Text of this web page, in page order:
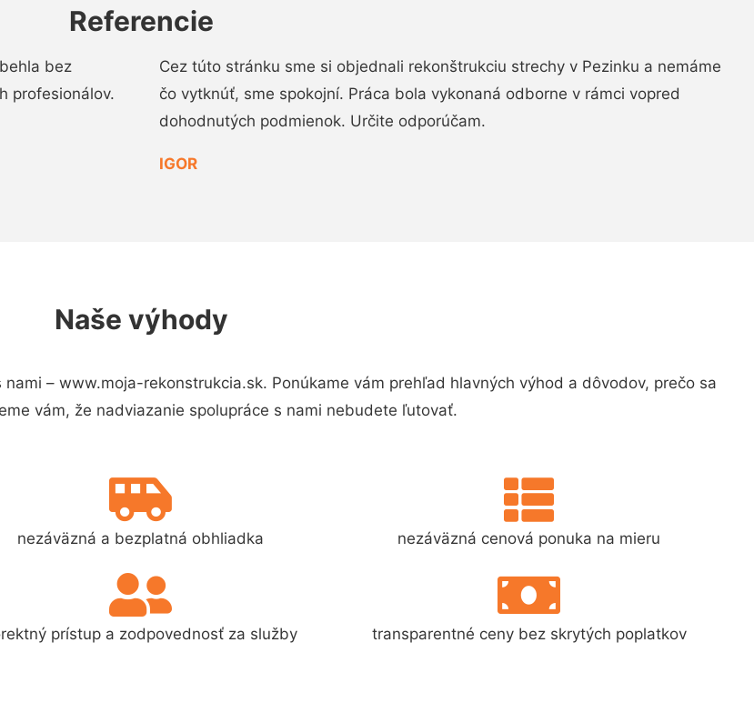
Referencie
bez
profesionálov.
Cez túto stránku sme si objednali rekonštrukciu strechy v Pezinku a nemáme
čo vytknúť, sme spokojní. Práca bola vykonaná odborne v rámci vopred
dohodnutých podmienok. Určite odporúčam.
IGOR
Naše výhody
– www.moja-rekonstrukcia.sk. Ponúkame vám prehľad hlavných výhod a dôvodov, prečo sa
vám, že nadviazanie spolupráce s nami nebudete ľutovať.
nezáväzná a bezplatná obhliadka nezáväzná cenová ponuka na mieru
prístup a zodpovednosť za služby transparentné ceny bez skrytých poplatkov